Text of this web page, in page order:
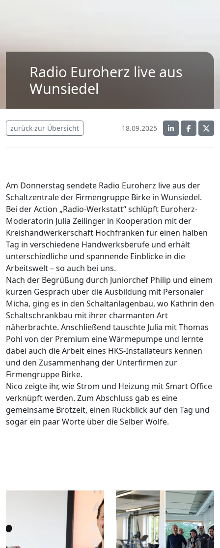
Radio Euroherz live aus
Wunsiedel
zurück zur Übersicht 18.09.2025
Am Donnerstag sendete Radio Euroherz live aus der
Schaltzentrale der Firmengruppe Birke in Wunsiedel.
Bei der Action „Radio-Werkstatt“ schlüpft Euroherz-
Moderatorin Julia Zeilinger in Kooperation mit der
Kreishandwerkerschaft Hochfranken für einen halben
Tag in verschiedene Handwerksberufe und erhält
unterschiedliche und spannende Einblicke in die
Arbeitswelt – so auch bei uns.
Nach der Begrüßung durch Juniorchef Philip und einem
kurzen Gespräch über die Ausbildung mit Personaler
Micha, ging es in den Schaltanlagenbau, wo Kathrin den
Schaltschrankbau mit ihrer charmanten Art
näherbrachte. Anschließend tauschte Julia mit Thomas
Pohl von der Premium eine Wärmepumpe und lernte
dabei auch die Arbeit eines HKS-Installateurs kennen
und den Zusammenhang der Unterfirmen zur
Firmengruppe Birke.
Nico zeigte ihr, wie Strom und Heizung mit Smart Office
verknüpft werden. Zum Abschluss gab es eine
gemeinsame Brotzeit, einen Rückblick auf den Tag und
sogar ein paar Worte über die Selber Wölfe.